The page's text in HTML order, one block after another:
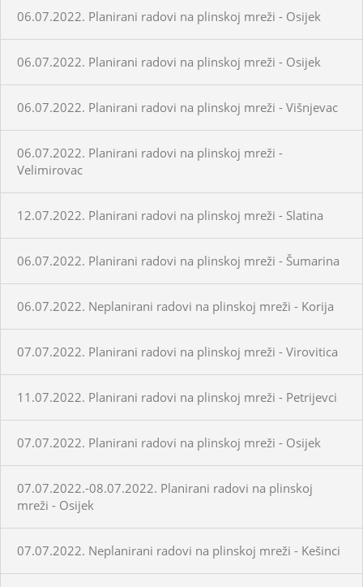
06.07.2022. Planirani radovi na plinskoj mreži - Osijek
06.07.2022. Planirani radovi na plinskoj mreži - Osijek
06.07.2022. Planirani radovi na plinskoj mreži - Višnjevac
06.07.2022. Planirani radovi na plinskoj mreži -
Velimirovac
12.07.2022. Planirani radovi na plinskoj mreži - Slatina
06.07.2022. Planirani radovi na plinskoj mreži - Šumarina
06.07.2022. Neplanirani radovi na plinskoj mreži - Korija
07.07.2022. Planirani radovi na plinskoj mreži - Virovitica
11.07.2022. Planirani radovi na plinskoj mreži - Petrijevci
07.07.2022. Planirani radovi na plinskoj mreži - Osijek
07.07.2022.-08.07.2022. Planirani radovi na plinskoj
mreži - Osijek
07.07.2022. Neplanirani radovi na plinskoj mreži - Kešinci